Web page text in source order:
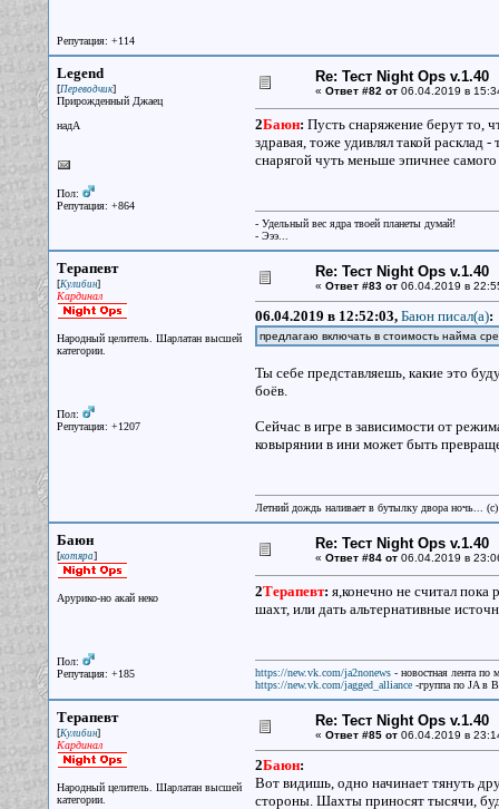
Репутация: +114
Legend
[Переводчик]
Прирожденный Джаец
надА
Пол:
Репутация: +864
Re: Тест Night Ops v.1.40
« Ответ #82 от06.04.2019 в
2Баюн: Пусть снаряжение берут то,
здравая, тоже удивлял такой расклад
снарягой чуть меньше эпичнее
- Удельный вес ядра твоей планеты думай!
- Эээ...
Терапевт
[Кулибин]
Кардинал
Народный целитель. Шарлатан высшей
категории.
Пол:
Репутация: +1207
Re: Тест Night Ops v.1.40
« Ответ #83 от06.04.2019 в
06.04.2019 в 12:52:03, Баюн писал(a):
предлагаю включать в стоимость найма
Ты себе представляешь, какие это
боёв.
Сейчас в игре в зависимости от
ковырянии в ини может быть
Летний дождь наливает в бутылку двора ночь...
Баюн
[котяра]
Арурико-но акай неко
Пол:
Репутация: +185
Re: Тест Night Ops v.1.40
« Ответ #84 от06.04.2019 в
2Терапевт: я,конечно не считал
шахт, или дать альтернативные
https://new.vk.com/ja2nonews- новостная лента по
https://new.vk.com/jagged_alliance-группа по JA в
Терапевт
[Кулибин]
Кардинал
Народный целитель. Шарлатан высшей
категории.
Re: Тест Night Ops v.1.40
« Ответ #85 от06.04.2019 в
2Баюн:
Вот видишь, одно начинает тянуть
стороны. Шахты приносят тысячи,